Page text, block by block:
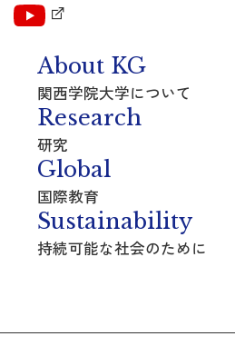
About KG
関西学院大学について
Research
研究
Global
国際教育
Sustainability
持続可能な社会のために